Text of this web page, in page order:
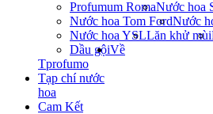
Profumum RomaNước hoa
Nước hoa Tom FordNước
Nước hoa YSLLăn khử mùi
Dầu gộiVề
Tprofumo
Tạp chí nước
hoa
Cam Kết